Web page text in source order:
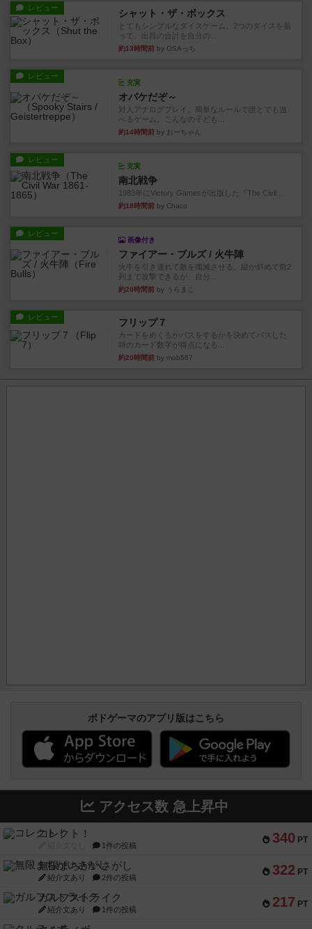
レビュー シャット・ザ・ボックス
とてもシンプルなダイスゲーム。2つのダイスを振
って、出目の合計を自分の...
約13時間前 by OSAっち
レビュー
充実
オバケだぞ～
対人アナログプレイ。簡単なルールで誰とでも遊
べるゲーム。こんなの子ども...
約14時間前 by おーちゃん
レビュー
充実
南北戦争
1983年にVictory Gamesが出版した『The Civil ...
約18時間前 by Chaco
レビュー
画像付き
ファイアー・ブルズ / 火牛陣
火牛を引き連れて敵を殲滅させる。縦か斜めで前2
列まで攻撃できるが、自分...
約20時間前 by うらまこ
レビュー フリップ７
カードをめくるかパスをするかを決めてパスした
時のカード数字が得点になる...
約20時間前 by mob567
ボドゲーマのアプリ版はこちら
アクセス数 急上昇中
340 PT
コレクト！
1件の投稿
322 PT
無限まちがいさがし
紹介文あり 2件の投稿
217 PT
ガルフストライク
紹介文あり 1件の投稿